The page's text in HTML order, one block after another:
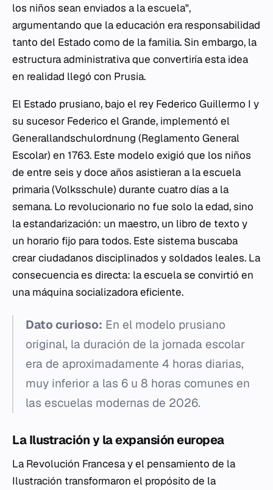
los niños sean enviados a la escuela",
argumentando que la educación era responsabilidad
tanto del Estado como de la familia. Sin embargo, la
estructura administrativa que convertiría esta idea
en realidad llegó con Prusia.
El Estado prusiano, bajo el rey Federico Guillermo I y
su sucesor Federico el Grande, implementó el
Generallandschulordnung (Reglamento General
Escolar) en 1763. Este modelo exigió que los niños
de entre seis y doce años asistieran a la escuela
primaria (Volksschule) durante cuatro días a la
semana. Lo revolucionario no fue solo la edad, sino
la estandarización: un maestro, un libro de texto y
un horario fijo para todos. Este sistema buscaba
crear ciudadanos disciplinados y soldados leales. La
consecuencia es directa: la escuela se convirtió en
una máquina socializadora eficiente.
Dato curioso: En el modelo prusiano
original, la duración de la jornada escolar
era de aproximadamente 4 horas diarias,
muy inferior a las 6 u 8 horas comunes en
las escuelas modernas de 2026.
La Ilustración y la expansión europea
La Revolución Francesa y el pensamiento de la
Ilustración transformaron el propósito de la